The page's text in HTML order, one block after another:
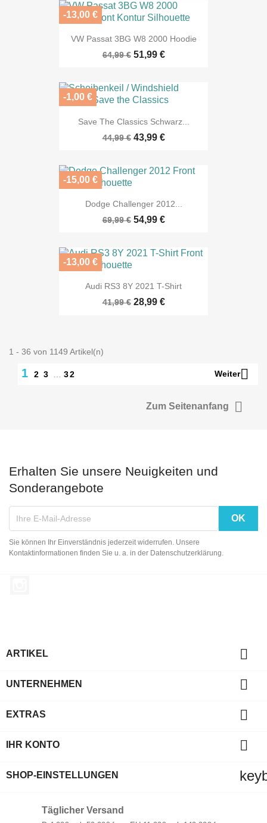
VW Passat 3BG W8 2000 Hoodie
64,99 € 51,99 €
-13,00 €
Save The Classics Schwarz...
44,99 € 43,99 €
-1,00 €
Dodge Challenger 2012...
69,99 € 54,99 €
-15,00 €
Audi RS3 8Y 2021 T-Shirt
41,99 € 28,99 €
-13,00 €
1 - 36 von 1149 Artikel(n)
1 2 3 32 Weiter
Zum Seitenanfang 
Erhalten Sie unsere Neuigkeiten und
Sonderangebote
Sie können Ihr Einverständnis jederzeit widerrufen. Unsere
Kontaktinformationen finden Sie u. a. in der Datenschutzerklärung.
ARTIKEL 
UNTERNEHMEN 
EXTRAS 
IHR KONTO 
SHOP-EINSTELLUNGEN
Täglicher Versand